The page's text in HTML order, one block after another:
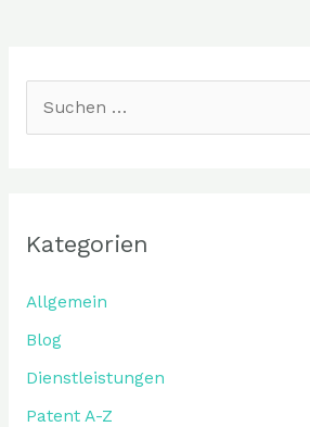
e
a
c
h
Kategorien
Allgemein
Blog
Dienstleistungen
Patent A-Z